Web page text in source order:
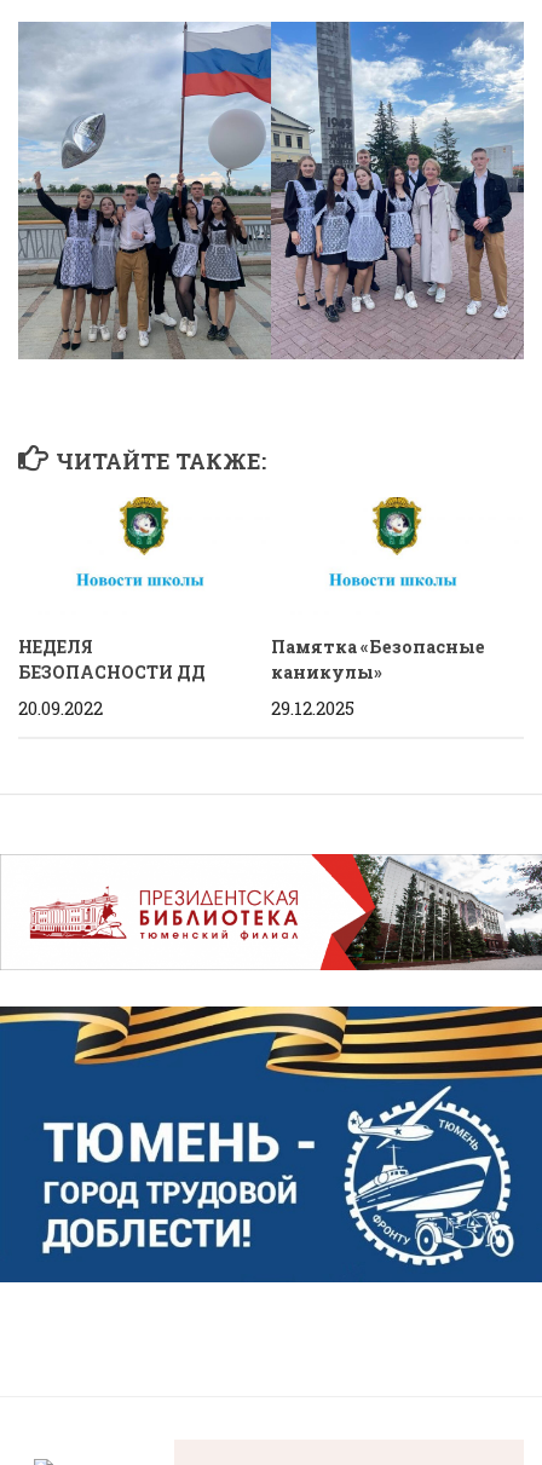
ЧИТАЙТЕ ТАКЖЕ:
НЕДЕЛЯ
БЕЗОПАСНОСТИ ДД
20.09.2022
Памятка «Безопасные
каникулы»
29.12.2025